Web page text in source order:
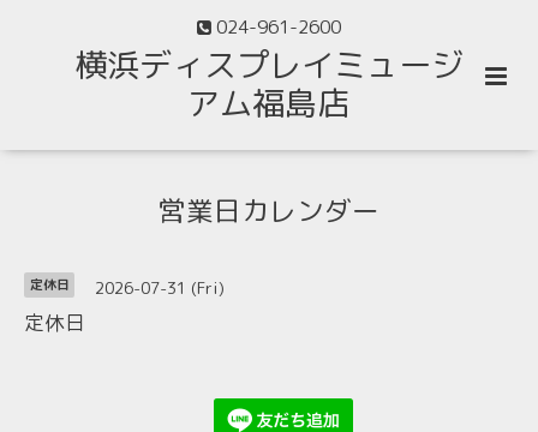
024-961-2600
横浜ディスプレイミュージ
アム福島店
営業日カレンダー
定休日 2026-07-31 (Fri)
定休日